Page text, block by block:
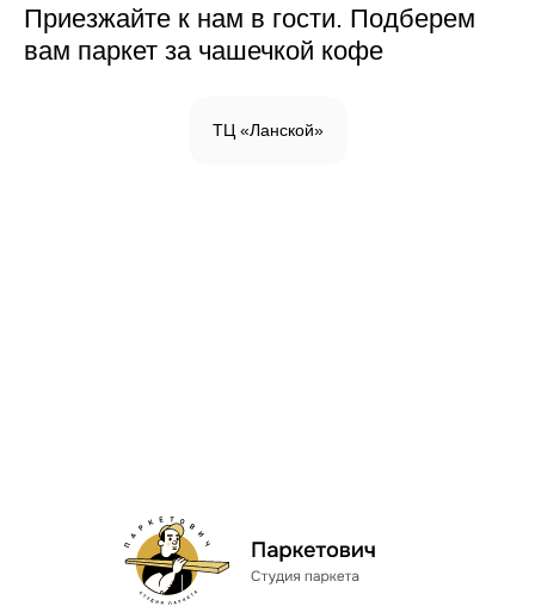
Приезжайте к нам в гости. Подберем
вам паркет за чашечкой кофе
ТЦ «Ланской»